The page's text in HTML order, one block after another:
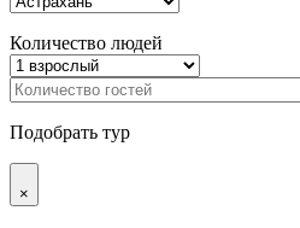
Количество людей
Подобрать тур
×